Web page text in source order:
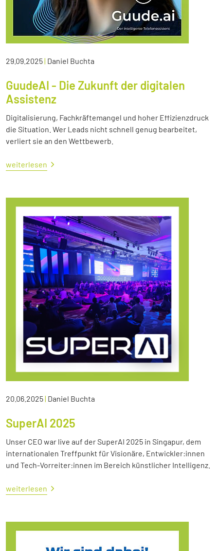
29.09.2025| Daniel Buchta
GuudeAI - Die Zukunft der digitalen
Assistenz
Digitalisierung, Fachkräftemangel und hoher Effizienzdruck
die Situation. Wer Leads nicht schnell genug bearbeitet,
verliert sie an den Wettbewerb.
weiterlesen
20.06.2025| Daniel Buchta
SuperAI 2025
Unser CEO war live auf der SuperAI 2025 in Singapur, dem
internationalen Treffpunkt für Visionäre, Entwickler:innen
und Tech-Vorreiter:innen im Bereich künstlicher Intelligenz.
weiterlesen